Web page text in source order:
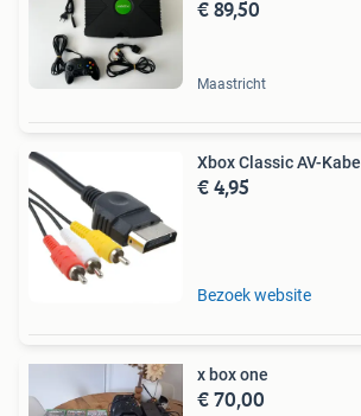
€ 89,50
Maastricht
Xbox Classic AV-Kabel
€ 4,95
Bezoek website
x box one
€ 70,00